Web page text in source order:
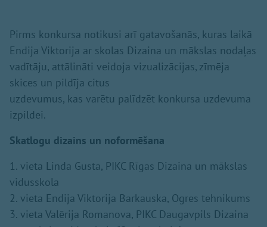
Pirms konkursa notikusi arī gatavošanās, kuras laikā
Endija Viktorija ar skolas Dizaina un mākslas nodaļas
vadītāju, attālināti veidoja vizualizācijas, zīmēja
skices un pildīja citus
uzdevumus, kas varētu palīdzēt konkursa uzdevuma
izpildei.
Skatlogu dizains un noformēšana
1. vieta Linda Gusta, PIKC Rīgas Dizaina un mākslas
vidusskola
2. vieta Endija Viktorija Barkauska, Ogres tehnikums
3. vieta Valērija Romanova, PIKC Daugavpils Dizaina